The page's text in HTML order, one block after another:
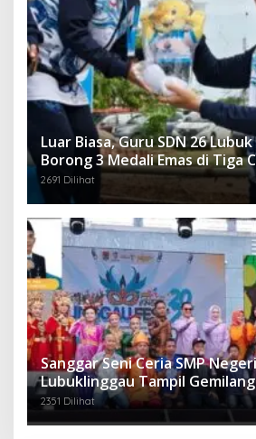
Luar Biasa, Guru SDN 26
Borong 3 Medali Emas di Tiga
2691 Dilihat
Sanggar Seni Ceria SMP
Lubuklinggau Tampil
2025
2351 Dilihat